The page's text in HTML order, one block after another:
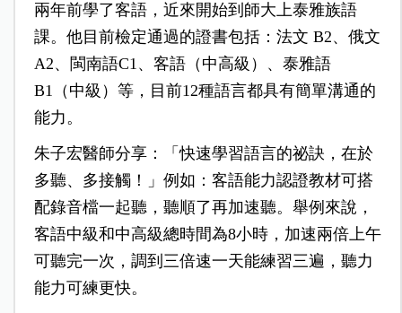
兩年前學了客語，近來開始到師大上泰雅族語
課。他目前檢定通過的證書包括：法文 B2、俄文
A2、閩南語C1、客語（中高級）、泰雅語
B1（中級）等，目前12種語言都具有簡單溝通的
能力。
朱子宏醫師分享：「快速學習語言的祕訣，在於
多聽、多接觸！」例如：客語能力認證教材可搭
配錄音檔一起聽，聽順了再加速聽。舉例來說，
客語中級和中高級總時間為8小時，加速兩倍上午
可聽完一次，調到三倍速一天能練習三遍，聽力
能力可練更快。